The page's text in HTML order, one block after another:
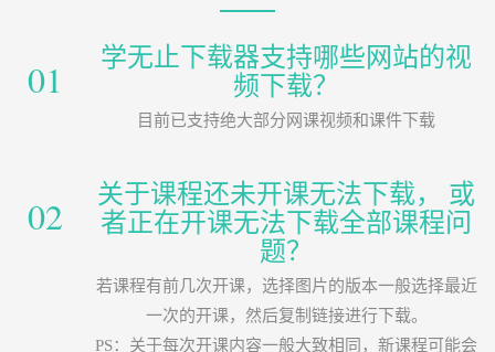
01
学无止下载器支持哪些网站的视
频下载？
目前已支持绝大部分网课视频和课件下载
02
关于课程还未开课无法下载， 或
者正在开课无法下载全部课程问
题？
若课程有前几次开课，选择图片的版本一般选择最近
一次的开课，然后复制链接进行下载。
PS：关于每次开课内容一般大致相同，新课程可能会